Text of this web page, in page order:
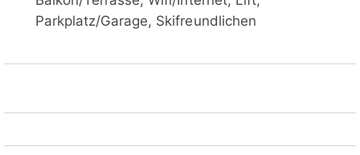
Parkplatz/Garage, Skifreundlichen